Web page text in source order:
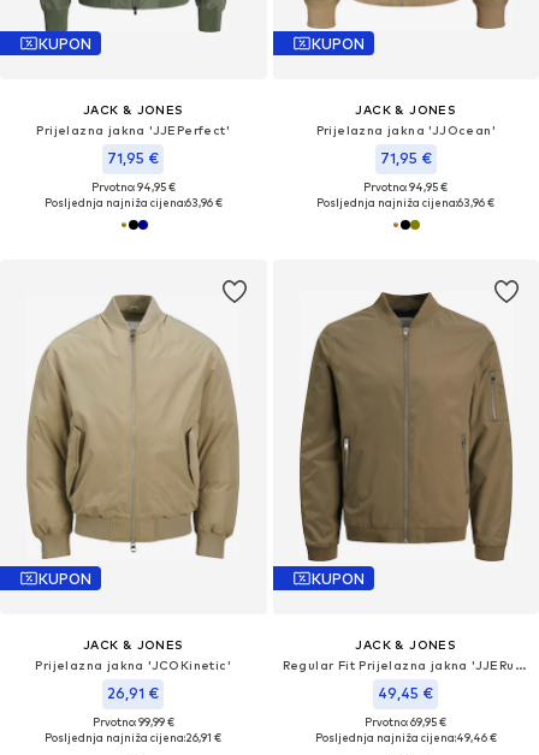
KUPON
JACK & JONES
Prijelazna jakna 'JJEPerfect'
71,95 €
Prvotno: 94,95 €
Posljednja najniža cijena:63,96 €
KUPON
JACK & JONES
Prijelazna jakna 'JJOcean'
71,95 €
Prvotno: 94,95 €
Posljednja najniža cijena:63,96 €
KUPON
JACK & JONES
Prijelazna jakna 'JCOKinetic'
26,91 €
Prvotno: 99,99 €
Posljednja najniža cijena:26,91 €
KUPON
JACK & JONES
Regular Fit Prijelazna jakna 'JJERush'
49,45 €
Prvotno: 69,95 €
Posljednja najniža cijena:49,46 €